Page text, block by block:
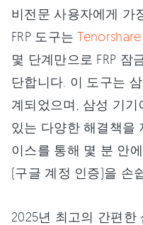
비전문 사용자에게 가
FRP 도구는
몇 단계만으로 FRP 잠
단합니다. 이 도구는
계되었으며, 삼성 기
있는 다양한 해결책을
이스를 통해 몇 분 안
(구글 계정 인증)을 손
2025년 최고의 간편한